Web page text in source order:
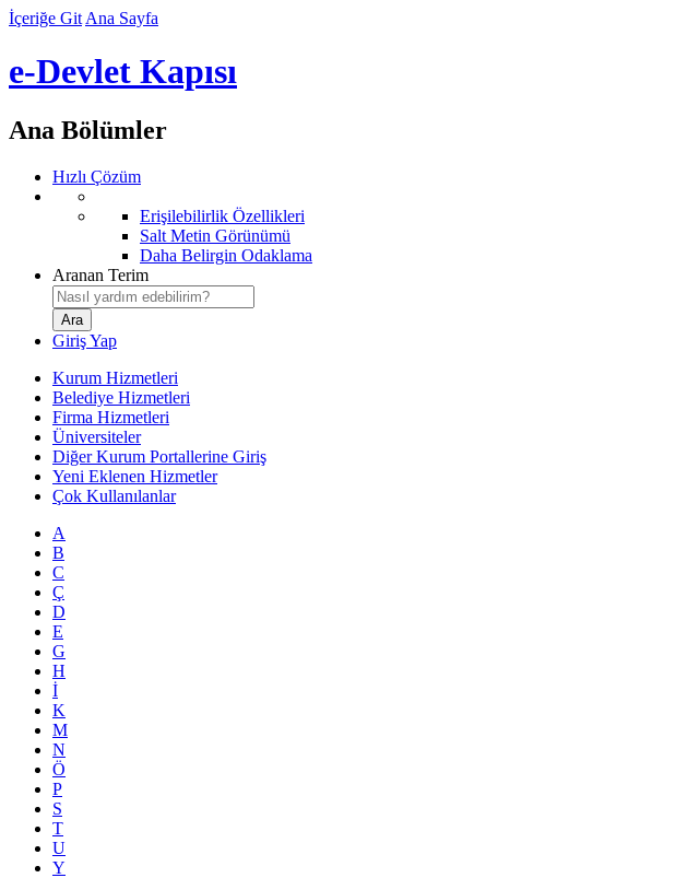
İçeriğe Git Ana Sayfa
e-Devlet Kapısı
Ana Bölümler
Hızlı Çözüm
Erişilebilirlik Özellikleri
Salt Metin Görünümü
Daha Belirgin Odaklama
Aranan Terim
Giriş Yap
Kurum Hizmetleri
Belediye Hizmetleri
Firma Hizmetleri
Üniversiteler
Diğer Kurum Portallerine Giriş
Yeni Eklenen Hizmetler
Çok Kullanılanlar
A
B
C
Ç
D
E
G
H
İ
K
M
N
Ö
P
S
T
U
Y